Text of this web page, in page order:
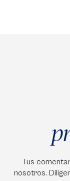
Tus
nosotros.